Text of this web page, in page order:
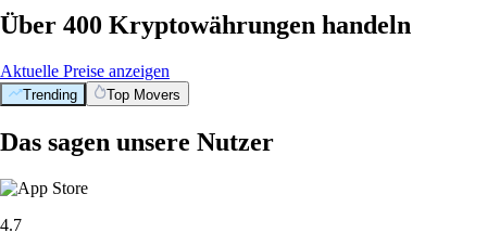
Über 400 Kryptowährungen handeln
Aktuelle Preise anzeigen
Trending Top Movers
Das sagen unsere Nutzer
4.7